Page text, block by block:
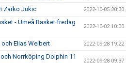
Zarko Jukic 2022-10-05 20:30
- Umeå Basket fredag
2022-10-02 10:00
Elias Weibert 2022-09-28 19:22
Norrköping Dolphin 11
2022-09-28 09:37